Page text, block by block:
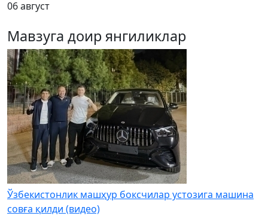
06 август
Мавзуга доир янгиликлар
Ўзбекистонлик машҳур боксчилар устозига машина
совға қилди (видео)